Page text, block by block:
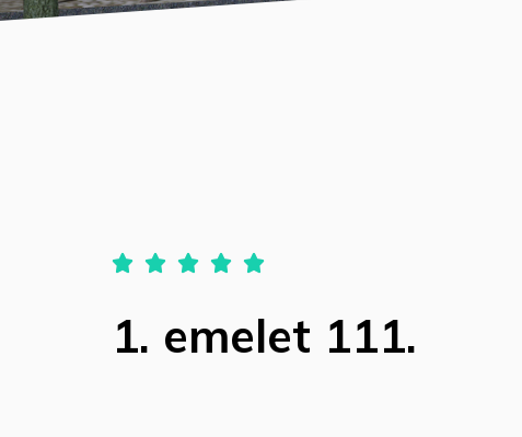
    
1. emelet 111.